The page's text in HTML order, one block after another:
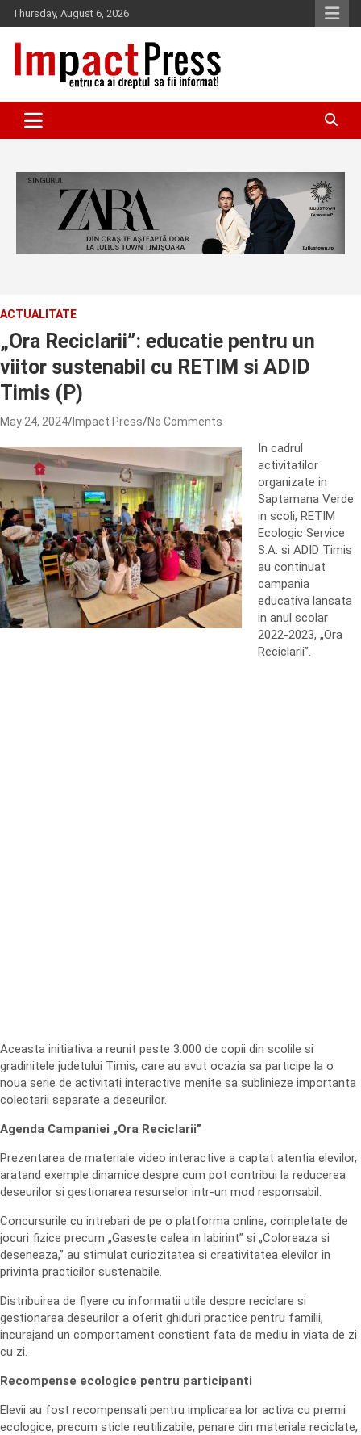
Skip
to
content
Thursday, August 6, 2026
IMPACTPRESS
ACTUALITATE
„Ora Reciclarii”: educatie pentru un
viitor sustenabil cu RETIM si ADID
Timis (P)
May 24, 2024 Impact Press No Comments
In cadrul
activitatilor
organizate in
Saptamana Verde
in scoli, RETIM
Ecologic Service
S.A. si ADID Timis
au continuat
campania
educativa lansata
in anul scolar
2022-2023, „Ora
Reciclarii”.
Aceasta initiativa a reunit peste 3.000 de copii din scolile si
gradinitele judetului Timis, care au avut ocazia sa participe la o
noua serie de activitati interactive menite sa sublinieze importanta
colectarii separate a deseurilor.
Agenda Campaniei „Ora Reciclarii”
Prezentarea de materiale video interactive a captat atentia elevilor,
aratand exemple dinamice despre cum pot contribui la reducerea
deseurilor si gestionarea resurselor intr-un mod responsabil.
Concursurile cu intrebari de pe o platforma online, completate de
jocuri fizice precum „Gaseste calea in labirint” si „Coloreaza si
deseneaza,” au stimulat curiozitatea si creativitatea elevilor in
privinta practicilor sustenabile.
Distribuirea de flyere cu informatii utile despre reciclare si
gestionarea deseurilor a oferit ghiduri practice pentru familii,
incurajand un comportament constient fata de mediu in viata de zi
cu zi.
Recompense ecologice pentru participanti
Elevii au fost recompensati pentru implicarea lor activa cu premii
ecologice, precum sticle reutilizabile, penare din materiale reciclate,